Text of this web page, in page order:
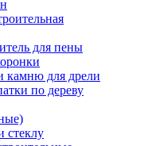
для пены
камню для дрели
по дереву
стеклу